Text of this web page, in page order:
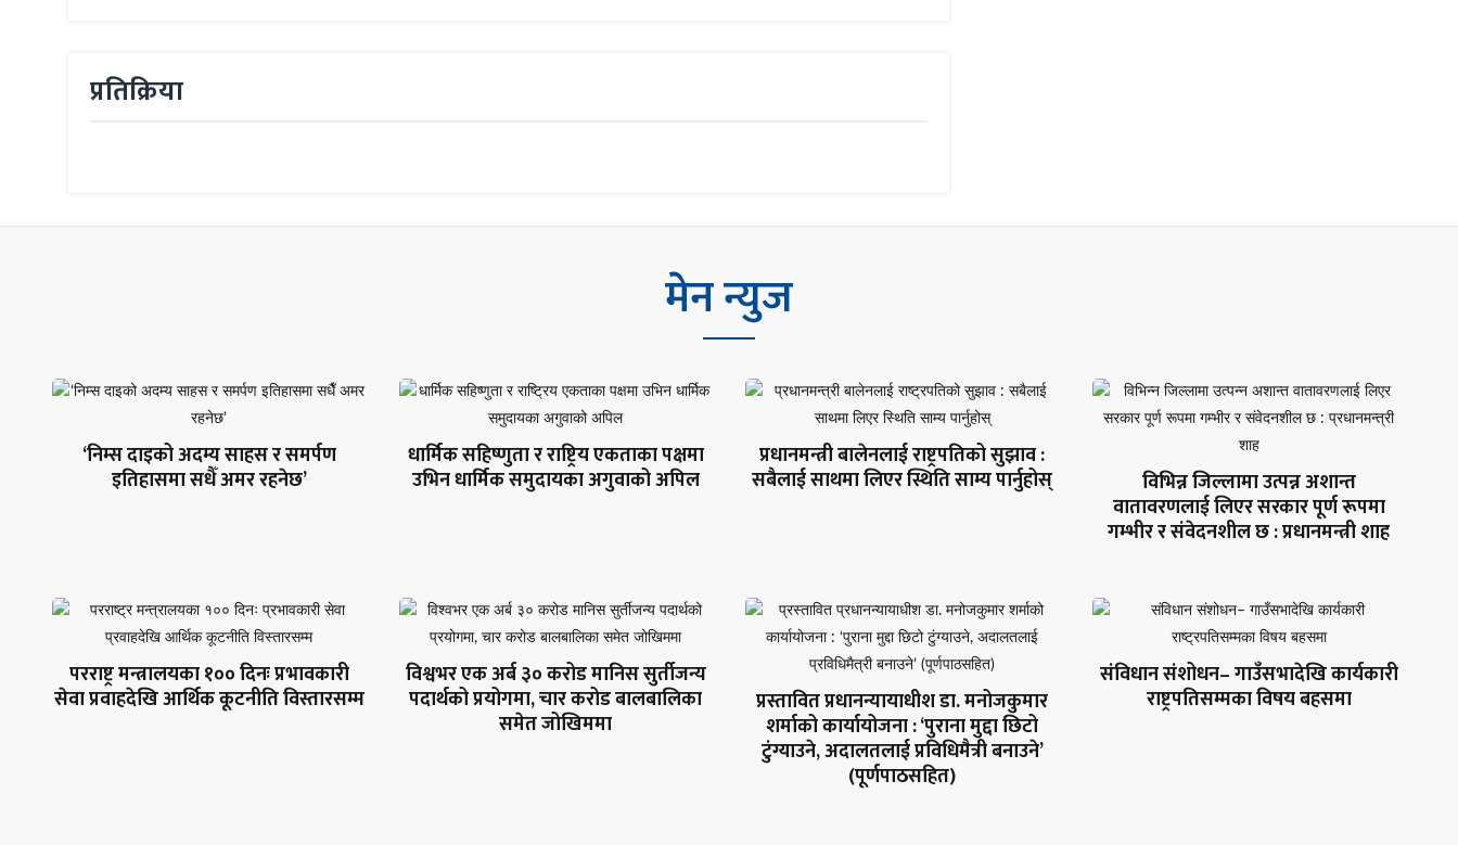
प्रतिक्रिया
मेन न्युज
‘निम्स दाइको अदम्य साहस र समर्पण
इतिहासमा सधैँ अमर रहनेछ’
धार्मिक सहिष्णुता र राष्ट्रिय एकताका पक्षमा
उभिन धार्मिक समुदायका अगुवाको अपिल
प्रधानमन्त्री बालेनलाई राष्ट्रपतिको सुझाव :
सबैलाई साथमा लिएर स्थिति साम्य पार्नुहोस् विभिन्न जिल्लामा उत्पन्न अशान्त
वातावरणलाई लिएर सरकार पूर्ण रूपमा
गम्भीर र संवेदनशील छ : प्रधानमन्त्री शाह
परराष्ट्र मन्त्रालयका १०० दिनः प्रभावकारी
सेवा प्रवाहदेखि आर्थिक कूटनीति विस्तारसम्म
विश्वभर एक अर्ब ३० करोड मानिस सुर्तीजन्य
पदार्थको प्रयोगमा, चार करोड बालबालिका
समेत जोखिममा
प्रस्तावित प्रधानन्यायाधीश डा. मनोजकुमार
शर्माको कार्यायोजना : ‘पुराना मुद्दा छिटो
टुंग्याउने, अदालतलाई प्रविधिमैत्री बनाउने’
(पूर्णपाठसहित)
संविधान संशोधन– गाउँसभादेखि कार्यकारी
राष्ट्रपतिसम्मका विषय बहसमा